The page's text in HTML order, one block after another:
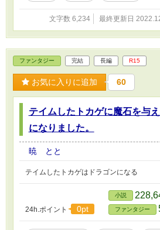
文字数 6,234 最終更新日
ファンタジー 完結 長編 R15
お気に入りに追加 60
テイムしたトカゲに魔石を与
になりました。
暁 とと
テイムしたトカゲはドラゴンになる
24h.ポイント 0pt
小説
ファンタジー